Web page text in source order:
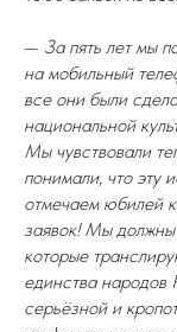
— За пять лет мы
на мобильный
все они были
национальной
Мы чувствовали
понимали, что эту
отмечаем юбилей
заявок! Мы
которые
единства народов
серьёзной и